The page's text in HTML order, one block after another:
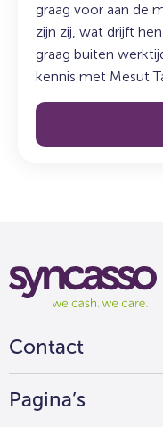
graag voor aan de
zijn zij, wat drijft
graag buiten
kennis met Mesut
Syncasso
We
we
Contact
Pagina’s